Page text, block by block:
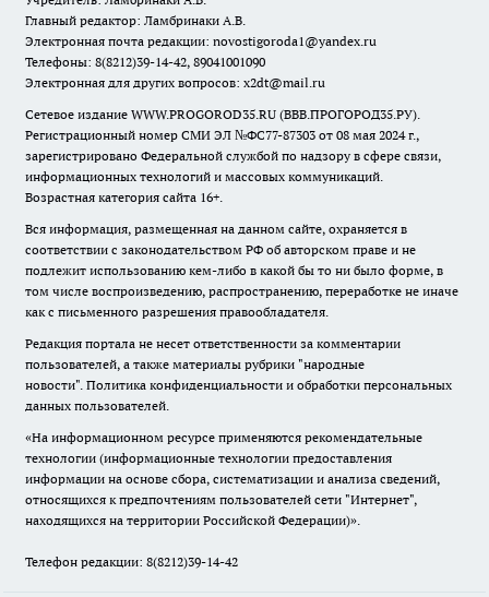
Главный редактор: Ламбринаки А.В.
Электронная почта редакции: novostigoroda1@yandex.ru
Телефоны: 8(8212)39-14-42, 89041001090
Электронная для других вопросов: x2dt@mail.ru
Сетевое издание WWW.PROGOROD35.RU (ВВВ.ПРОГОРОД35.РУ).
Регистрационный номер СМИ ЭЛ №ФС77-87303 от 08 мая 2024 г.,
зарегистрировано Федеральной службой по надзору в сфере связи,
информационных технологий и массовых коммуникаций.
Возрастная категория сайта 16+.
Вся информация, размещенная на данном сайте, охраняется в
соответствии с законодательством РФ об авторском праве и не
подлежит использованию кем-либо в какой бы то ни было форме, в
том числе воспроизведению, распространению, переработке не иначе
как с письменного разрешения правообладателя.
Редакция портала не несет ответственности за комментарии
пользователей, а также материалы рубрики "народные
новости". Политика конфиденциальности и обработки персональных
данных пользователей.
«На информационном ресурсе применяются рекомендательные
технологии (информационные технологии предоставления
информации на основе сбора, систематизации и анализа сведений,
относящихся к предпочтениям пользователей сети "Интернет",
находящихся на территории Российской Федерации)».
Телефон редакции: 8(8212)39-14-42